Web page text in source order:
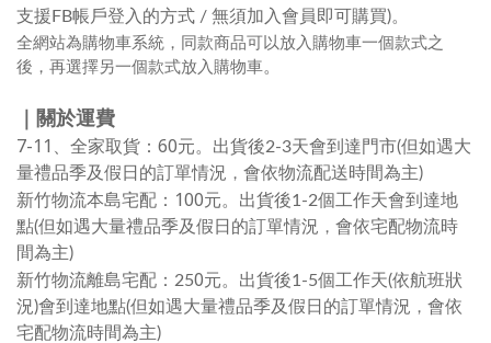
支援FB帳戶登入的方式 / 無須加入會員即可購買)。
全網站為購物車系統，同款商品可以放入購物車一個款式之
後，再選擇另一個款式放入購物車。
｜關於運費
7-11、全家取貨：60元。 出貨後2-3天會到達門市(但如遇大
量禮品季及假日的訂單情況 ， 會依物流配送時間為主)
新竹物流本島宅配：100元。 出貨後1-2個工作天會到達地
點(但如遇大量禮品季及假日的訂單情況 ， 會依宅配物流時
間為主)
新竹物流離島宅配：250元。 出貨後1-5個工作天(依航班狀
況)會到達地點(但如遇大量禮品季及假日的訂單情況 ， 會依
宅配物流時間為主)